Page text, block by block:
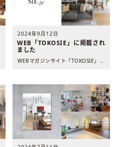
2024年9月12日
WEB「TOKOSIE」に掲載され
ました
WEBマガジンサイト「TOKOSIE」に弊社の施工事例が掲載..